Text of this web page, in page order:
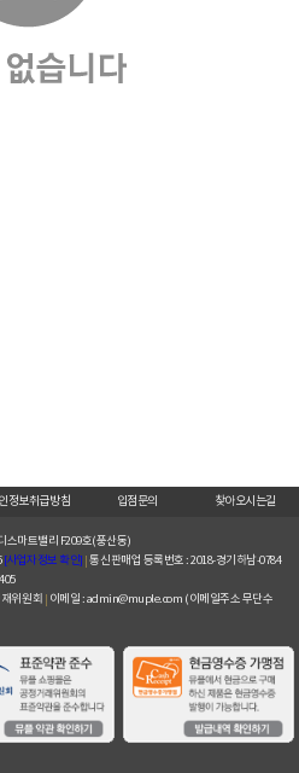
정보취급방침 입점문의 찾아오시는길
스마트밸리 F209호(풍산동)
[사업자정보 확인]
통신판매업 등록번호 : 2018-경기하남-0784
위원회
이메일 : admin@muple.com (이메일주소 무단수